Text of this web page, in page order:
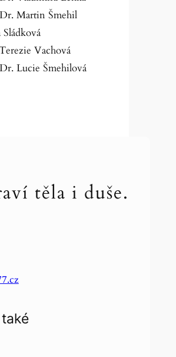
Martin Šmehil
Sládková
Vachová
Lucie Šmehilová
těla i duše.